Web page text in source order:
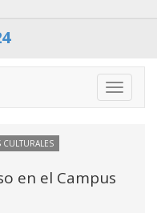
Toggle
CULTURALES
en el Campus